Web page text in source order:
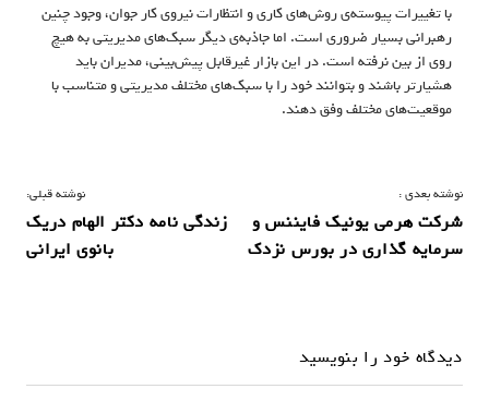
با تغییرات پیوسته‌ی روش‌های کاری و انتظارات نیروی کار جوان، وجود چنین
رهبرانی بسیار ضروری است. اما جاذبه‌ی دیگر سبک‌های مدیریتی به هیچ
روی از بین نرفته است. در این بازار غیرقابل پیش‌بینی، مدیران باید
هشیارتر باشند و بتوانند خود را با سبک‌های مختلف مدیریتی و متناسب با
موقعیت‌های مختلف وفق دهند.
ر
ا
ی
نوشته قبلی:
زندگی نامه دکتر الهام دریک
بانوی ایرانی
نوشته بعدی :
شرکت هرمی یونیک فایننس و
سرمایه گذاری در بورس نزدک
دیدگاه خود را بنویسید